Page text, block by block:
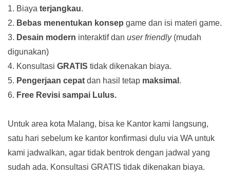
1. Biaya terjangkau.
2. Bebas menentukan konsep game dan isi materi game.
3. Desain modern interaktif dan user friendly(mudah
digunakan)
4. Konsultasi GRATIS tidak dikenakan biaya.
5. Pengerjaan cepat dan hasil tetap maksimal .
6. Free Revisi sampai Lulus.
Untuk area kota Malang, bisa ke Kantor kami langsung,
satu hari sebelum ke kantor konfirmasi dulu via WA untuk
kami jadwalkan, agar tidak bentrok dengan jadwal yang
sudah ada. Konsultasi GRATIS tidak dikenakan biaya.